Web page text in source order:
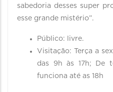
sabedoria desses super
esse grande mistério”.
Público: livre.
Visitação: Terça a
das 9h às 17h; De
funciona até as 18h